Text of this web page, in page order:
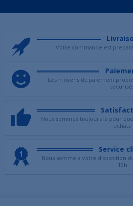
Votre commande est
Les moyens de paiement
Nous sommes toujours là pour
achats
Service
Nous somme a votre disposition
19h